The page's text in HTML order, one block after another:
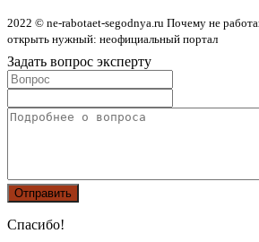
2022 © ne-rabotaet-segodnya.ru Почему не
открыть нужный: неофициальный портал
Задать вопрос эксперту
Спасибо!